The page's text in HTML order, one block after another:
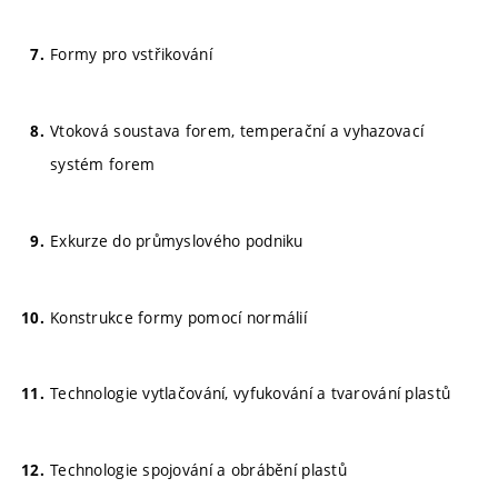
Formy pro vstřikování
Vtoková soustava forem, temperační a vyhazovací
systém forem
Exkurze do průmyslového podniku
Konstrukce formy pomocí normálií
Technologie vytlačování, vyfukování a tvarování plastů
Technologie spojování a obrábění plastů